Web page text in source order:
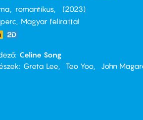
romantikus
2023
Magyar felirattal
Celine Song
Greta Lee Teo Yoo John